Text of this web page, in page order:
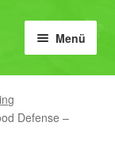
Menü
Defense –